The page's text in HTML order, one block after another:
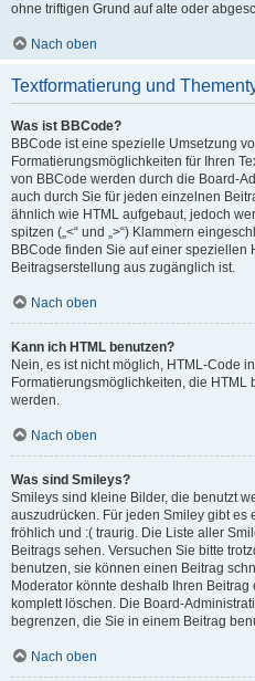
ohne triftigen Grund auf alte oder
Nach oben
Textformatierung und
Was ist BBCode?
BBCode ist eine spezielle Umsetzung
Formatierungsmöglichkeiten für Ihren
von BBCode werden durch die Board-
auch durch Sie für jeden einzelnen
ähnlich wie HTML aufgebaut, jedoch
spitzen („<“ und „>“) Klammern
BBCode finden Sie auf einer speziellen
Beitragserstellung aus zugänglich ist.
Nach oben
Kann ich HTML benutzen?
Nein, es ist nicht möglich, HTML-Code
Formatierungsmöglichkeiten, die
werden.
Nach oben
Was sind Smileys?
Smileys sind kleine Bilder, die benutzt
auszudrücken. Für jeden Smiley gibt es
fröhlich und :( traurig. Die Liste aller
Beitrags sehen. Versuchen Sie bitte
benutzen, sie können einen Beitrag
Moderator könnte deshalb Ihren
komplett löschen. Die Board-
begrenzen, die Sie in einem Beitrag
Nach oben